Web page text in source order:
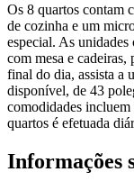
Os 8 quartos contam
de cozinha e um
especial. As
com mesa e
final do dia, assista a
disponível, de 43
comodidades incluem
quartos é efetuada
Informações